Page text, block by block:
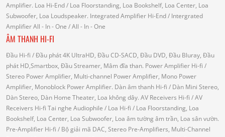
Amplifier. Loa Hi-End/ Loa Floorstanding, Loa Bookshelf, Loa Center, Loa
Subwoofer, Loa Loudspeaker. Integrated Amplifier Hi-End/ Intergrated
AmplifierAll - In - One / All - In - One
ÂM THANH HI-FI
Đầu Hi-fi / Đầu phát 4K UltraHD, Đầu CD-SACD, Đầu DVD, Đầu Bluray, Đầu
phát HD,Smartbox, Đầu Streamer, Mâm đĩa than. Power Amplifier Hi-fi /
Stereo Power Amplifier, Multi-channel Power Amplifier, Mono Power
Amplifier, Monoblock Power Amplifier. Dàn âm thanh Hi-fi / Dàn Mini Stereo,
Dàn Stereo, Dàn Home Theater, Loa không dây. AV Receivers Hi-fi / AV
Receivers Hi-fi Tai nghe Audiophile / Loa Hi-fi / Loa Floorstanding, Loa
Bookshelf, Loa Center, Loa Subwoofer, Loa âm tường âm trần, Loa sân vườn.
Pre-Amplifier Hi-fi / Bộ giải mã DAC, Stereo Pre-Amplifiers, Multi-Channel